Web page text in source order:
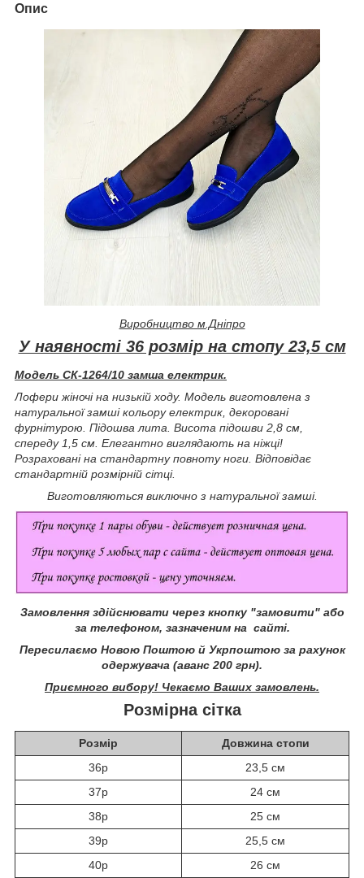
Опис
Виробництво м.Дніпро
У наявності 36 розмір на стопу 23,5 см
Модель СК-1264/10 замша електрик.
Лофери жіночі на низькій ходу. Модель виготовлена з
натуральної замші кольору електрик, декоровані
фурнітурою. Підошва лита. Висота підошви 2,8 см,
спереду 1,5 см. Елегантно виглядають на ніжці!
Розраховані на стандартну повноту ноги. Відповідає
стандартній розмірній сітці.
Виготовляються виключно з натуральної замші.
Замовлення здійснювати через кнопку "замовити" або
за телефоном, зазначеним на сайті.
Пересилаємо Новою Поштою й Укрпоштою за рахунок
одержувача (аванс 200 грн).
Приємного вибору! Чекаємо Ваших замовлень.
Розмірна сітка
Розмір
Довжина стопи
36р
23,5 см
37р
24 см
38р
25 см
39р
25,5 см
40р
26 см